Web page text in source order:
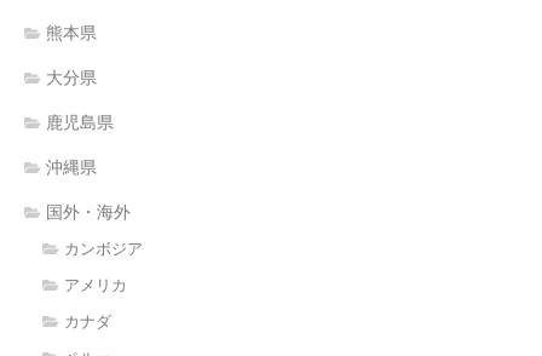
熊本県
大分県
鹿児島県
沖縄県
国外・海外
カンボジア
アメリカ
カナダ